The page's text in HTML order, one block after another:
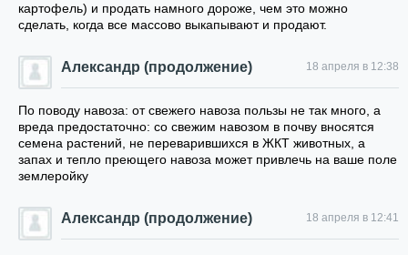
картофель) и продать намного дороже, чем это можно
сделать, когда все массово выкапывают и продают.
Александр (продолжение) 18 апреля в 12:38
По поводу навоза: от свежего навоза пользы не так много, а
вреда предостаточно: со свежим навозом в почву вносятся
семена растений, не переварившихся в ЖКТ животных, а
запах и тепло преющего навоза может привлечь на ваше поле
землеройку
Александр (продолжение) 18 апреля в 12:41